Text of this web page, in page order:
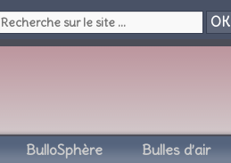
OK
BulloSphère Bulles d’air